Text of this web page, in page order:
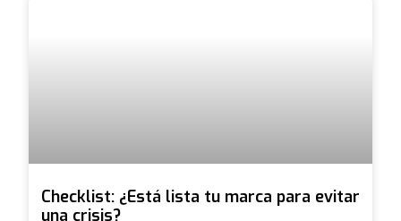
Checklist: ¿Está lista tu marca para evitar
una crisis?